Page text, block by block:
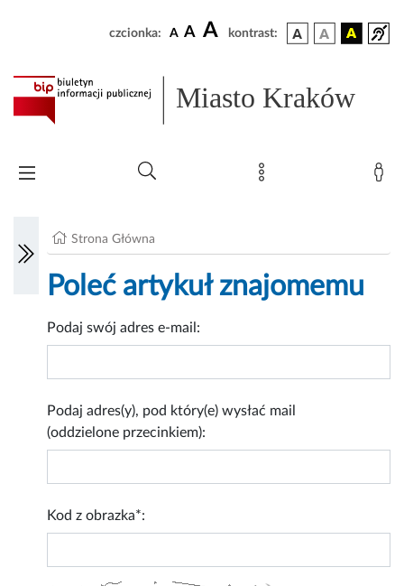
czcionka: A A A kontrast:
Miasto Kraków
Strona Główna
Poleć artykuł znajomemu
Podaj swój adres e-mail:
Podaj adres(y), pod który(e) wysłać mail
(oddzielone przecinkiem):
Kod z obrazka*: